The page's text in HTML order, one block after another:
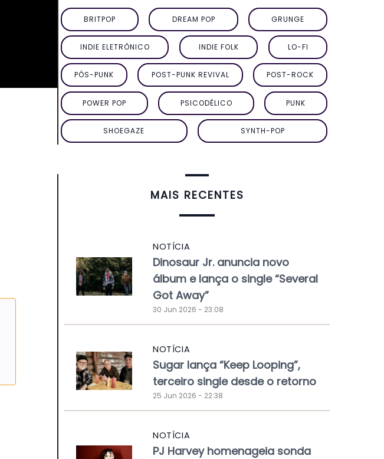
BRITPOP DREAM POP GRUNGE
INDIE ELETRÔNICO INDIE FOLK LO-FI
PÓS-PUNK POST-PUNK REVIVAL POST-ROCK
POWER POP PSICODÉLICO PUNK
SHOEGAZE SYNTH-POP
MAIS RECENTES
NOTÍCIA
Dinosaur Jr. anuncia novo
álbum e lança o single “Several
Got Away”
30 Jun 2026 - 23:08
NOTÍCIA
Sugar lança “Keep Looping”,
terceiro single desde o retorno
25 Jun 2026 - 22:38
NOTÍCIA
PJ Harvey homenageia sonda